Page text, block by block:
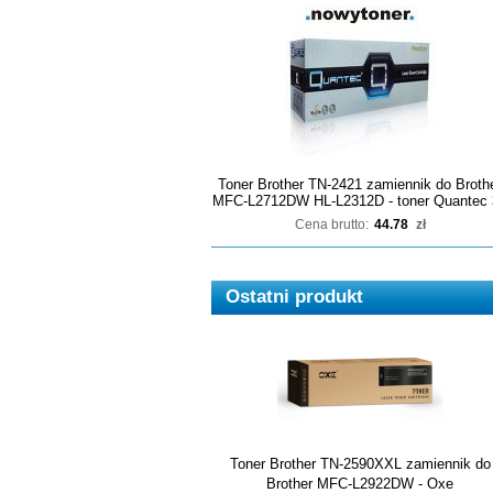
Toner Brother TN-2421 zamiennik do
MFC-L2712DW HL-L2312D - toner Quantec
Cena brutto: 44.78 zł
Ostatni produkt
Toner Brother TN-2590XXL zamiennik do
Brother MFC-L2922DW - Oxe